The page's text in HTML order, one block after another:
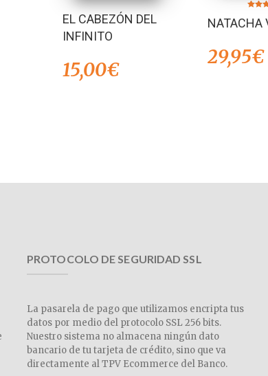
EL CABEZÓN DEL
INFINITO
15,00€
5.00
de 5
NATACHA
29,95€
PROTOCOLO DE SEGURIDAD SSL
La pasarela de pago que utilizamos encripta tus
datos por medio del protocolo SSL 256 bits.
Nuestro sistema no almacena ningún dato
bancario de tu tarjeta de crédito, sino que va
directamente al TPV Ecommerce del Banco.